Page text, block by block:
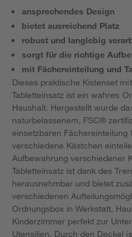
ansprechendes Design
bietet ausreichend Platz
robust und langlebig
sorgt für die richtige
mit Fächereinteilung und
Dieses praktische Kistenset
Tabletteinsatz ist ein wahres
Haushalt. Hergestellt wurde
naturbelassenem, FSC®
einsetzbaren Fächereinteilung
verschiedene Kästchen
Aufbewahrung verschiedener
Tabletteinsatz ist dank des
herausnehmbar und bietet
verschiedenen
Ordnungsbox in Werkstatt,
Kinderzimmer perfekt zur
Utensilien. Durch den Deckel